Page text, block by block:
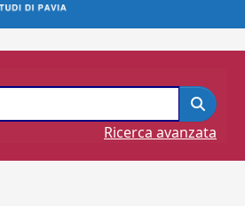
Ricerca avanzata